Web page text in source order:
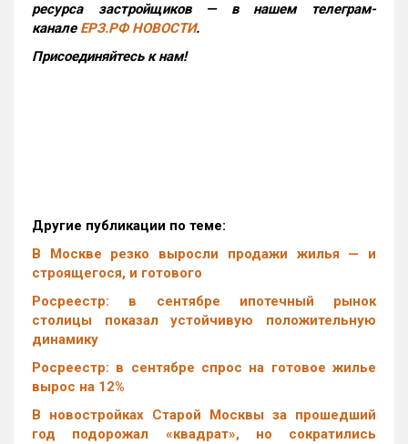
ресурса застройщиков — в нашем телеграм-
канале ЕРЗ.РФ НОВОСТИ.
Присоединяйтесь к нам!
Другие публикации по теме:
В Москве резко выросли продажи жилья — и
строящегося, и готового
Росреестр: в сентябре ипотечный рынок
столицы показал устойчивую положительную
динамику
Росреестр: в сентябре спрос на готовое жилье
вырос на 12%
В новостройках Старой Москвы за прошедший
год подорожал «квадрат», но сократились